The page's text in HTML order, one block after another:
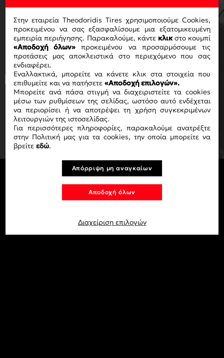
ΓΙΑ ΝΑ ΛΑΜΒΑΝΕΙΣ ΤΟ
NEWSLETTER ΜΑΣ
Με την ολοκλήρωση της αγοράς
αποδέχεστε τους όρους χρήσηςΟΡΟΥΣ
ΧΡΗΣΗΣ .
ΕΓΓΡΑΦΗ
Στην εταιρεία Theodoridis Tires χρησιμοποιούμε Cookies,
προκειμένου να σας εξασφαλίσουμε μια εξατομικευμένη
εμπειρία περιήγησης. Παρακαλούμε, κάντε κλικ στο κουμπί
«Αποδοχή όλων» προκειμένου να προσαρμόσουμε τις
προτάσεις μας αποκλειστικά στο περιεχόμενο που σας
ενδιαφέρει.
Εναλλακτικά, μπορείτε να κάνετε κλικ στα στοιχεία που
επιθυμείτε και να πατήσετε«Αποδοχή επιλογών».
Μπορείτε ανά πάσα στιγμή να διαχειριστείτε τα cookies
μέσω των ρυθμίσεων της σελίδας, ωστόσο αυτό ενδέχεται
να περιορίσει ή να αποτρέψει τη χρήση συγκεκριμένων
λειτουργιών της ιστοσελίδας.
Για περισσότερες πληροφορίες, παρακαλούμε ανατρέξτε
στην Πολιτική μας για τα cookies, την οποία μπορείτε να
βρείτεεδώ.
Απόρριψη μη αναγκαίων
Αποδοχή όλων
Διαχείριση επιλογών